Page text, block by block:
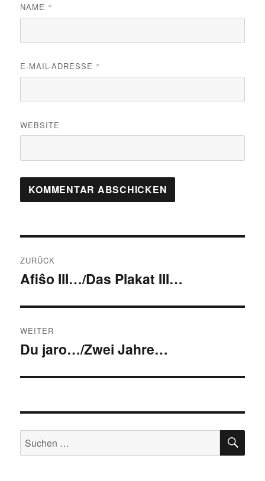
NAME *
E-MAIL-ADRESSE *
WEBSITE
ZURÜCK
Vorheriger
Afiŝo III…/Das Plakat III…
WEITER
Nächster
Du jaro…/Zwei Jahre…
Suchen
nach: